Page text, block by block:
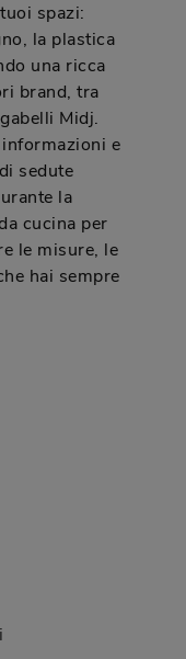
spazi:
la plastica
una ricca
brand, tra
Midj.
e
sedute
la
cucina per
le misure, le
hai sempre